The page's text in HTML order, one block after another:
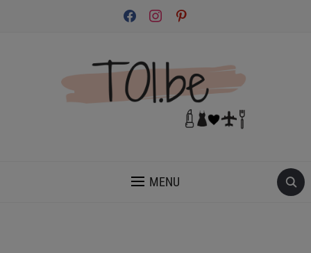
facebookinstagrampinterest
MENU